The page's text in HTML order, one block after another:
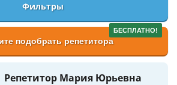
Фильтры
БЕСПЛАТНО!
подобрать репетитора
Репетитор Мария Юрьевна